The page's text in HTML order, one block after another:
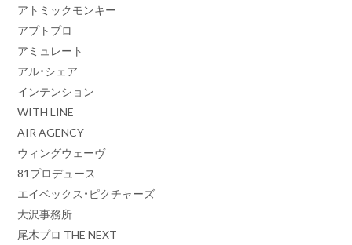
アトミックモンキー
アプトプロ
アミュレート
アル・シェア
インテンション
WITH LINE
AIR AGENCY
ウィングウェーヴ
81プロデュース
エイベックス・ピクチャーズ
大沢事務所
尾木プロ THE NEXT